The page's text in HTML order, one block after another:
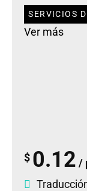
SERVICIOS
Ver más
$ 0.12 /